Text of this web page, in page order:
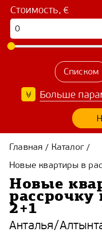
Стоимость, €
Списком
Больше
Главная / Каталог /
Новые квартиры в
Новые
2+1
Анталья/